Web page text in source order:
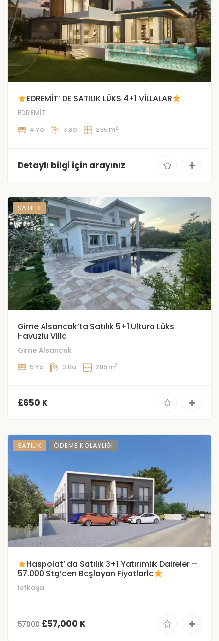
EDREMİT’ DE SATILIK LÜKS 4+1 VİLLALAR
EDREMİT
4 Yo 3 Ba 235 m2
Detaylı bilgi için arayınız
SATILIK
Girne Alsancak’ta Satılık 5+1 Ultura Lüks
Havuzlu Villa
Girne Alsancak
5 Yo 3 Ba 285 m2
£650 K
SATILIK ÖDEME KOLAYLIĞI
Haspolat’ da Satılık 3+1 Yatırımlık Daireler –
57.000 Stg’den Başlayan Fiyatlarla
lefkoşa
57000 £57,000 K